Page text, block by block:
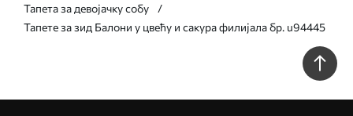
Тапета за девојачку собу
Тапете за зид Балони у цвећу и сакура филијала бр. u94445